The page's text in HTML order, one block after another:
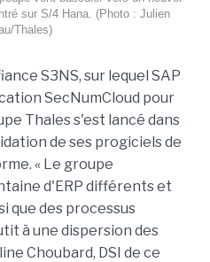
sur S/4 Hana. (Photo : Julien
Thales)
S3NS, sur lequel SAP
SecNumCloud pour
Thales s'est lancé dans
de ses progiciels de
« Le groupe
d'ERP différents et
que des processus
à une dispersion des
Choubard, DSI de ce